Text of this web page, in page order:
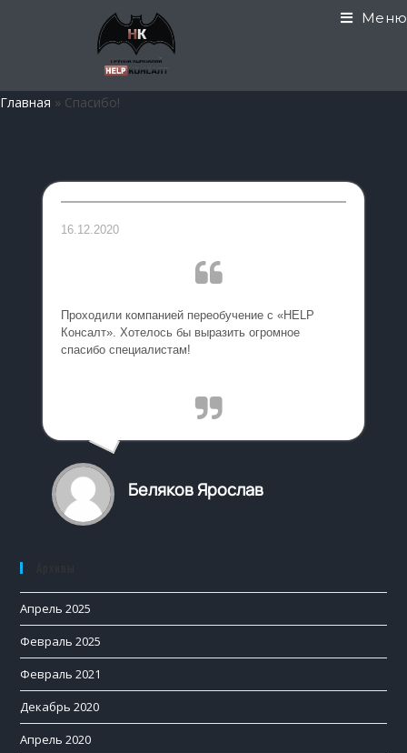
Меню
Главная » Спасибо!
16.12.2020
Проходили компанией переобучение с «HELP
Консалт». Хотелось бы выразить огромное
спасибо специалистам!
Беляков Ярослав
Апрель 2025
Февраль 2025
Февраль 2021
Декабрь 2020
Апрель 2020